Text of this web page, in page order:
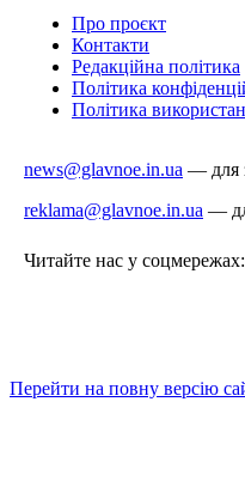
Про проєкт
Контакти
Редакційна політика
Політика
Політика
news@glavnoe.in.ua — для
reklama@glavnoe.in.ua —
Читайте нас у соцмережах:
Перейти на повну версію